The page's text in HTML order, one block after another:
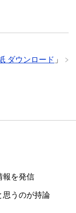
ダウンロード 」
報を発信
思うのが持論